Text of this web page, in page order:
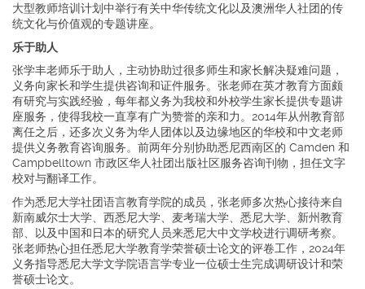
大型教师培训计划中举行有关中华传统文化以及澳洲华人社团的传
统文化与价值观的专题讲座。
乐于助人
张学丰老师乐于助人，主动协助过很多师生和家长解决疑难问题，
义务向家长和学生提供咨询和证件服务。张老师在英才教育方面颇
有研究与实践经验，每年都义务为我校和外校学生家长提供专题讲
座服务，使得我校一直享有广为赞誉的亲和力。2014年从州教育部
离任之后，还多次义务为华人团体以及边缘地区的华校和中文老师
提供义务教育咨询服务。前两年分别协助悉尼西南区的 Camden 和
Campbelltown 市政区华人社团出版社区服务咨询刊物，担任文字
校对与翻译工作。
作为悉尼大学社团语言教育学院的成员，张老师多次热心接待来自
新南威尔士大学、西悉尼大学、麦考瑞大学、悉尼大学、新州教育
部、以及中国和日本的研究人员来悉尼大中文学校进行调研考察。
张老师热心担任悉尼大学教育学荣誉硕士论文的评卷工作，2024年
义务指导悉尼大学文学院语言学专业一位硕士生完成调研设计和荣
誉硕士论文。